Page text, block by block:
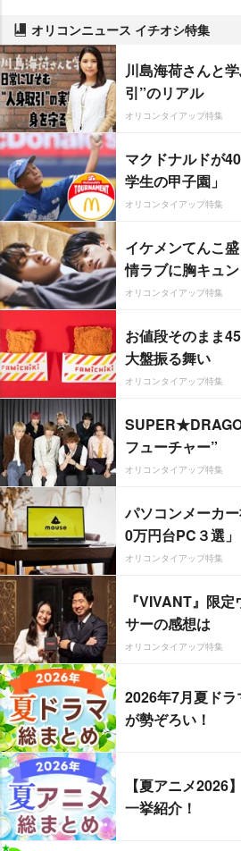
オリコンニュース イチオシ特集
川島海荷さんと
引”のリアル
オリコンタイアップ特集
マクドナルドが
学生の甲子園」
オリコンタイアップ特集
イケメンてんこ
情ラブに胸キュン
オリコンタイアップ特集
お値段そのまま
大盤振る舞い
オリコンタイアップ特集
フューチャー”
オリコンタイアップ特集
パソコンメーカ
0万円台PC３選」
オリコンタイアップ特集
『VIVANT』限
サーの感想は
オリコンタイアップ特集
2026年7月夏ド
が勢ぞろい！
【夏アニメ2026
一挙紹介！